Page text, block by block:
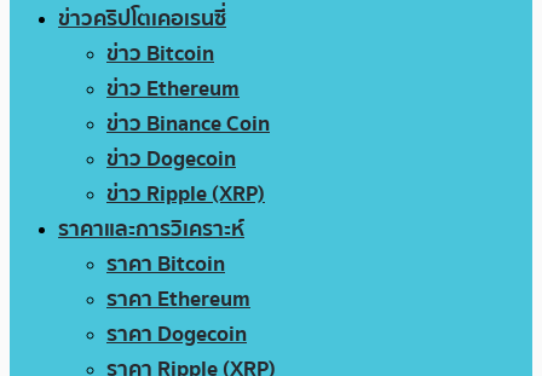
ข่าวคริปโตเคอเรนซี่
ข่าว Bitcoin
ข่าว Ethereum
ข่าว Binance Coin
ข่าว Dogecoin
ข่าว Ripple (XRP)
ราคาและการวิเคราะห์
ราคา Bitcoin
ราคา Ethereum
ราคา Dogecoin